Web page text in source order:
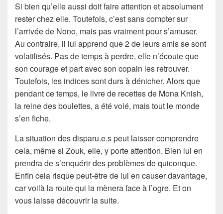
Si bien qu’elle aussi doit faire attention et absolument
rester chez elle. Toutefois, c’est sans compter sur
l’arrivée de Nono, mais pas vraiment pour s’amuser.
Au contraire, il lui apprend que 2 de leurs amis se sont
volatilisés. Pas de temps à perdre, elle n’écoute que
son courage et part avec son copain les retrouver.
Toutefois, les indices sont durs à dénicher. Alors que
pendant ce temps, le livre de recettes de Mona Knish,
la reine des boulettes, a été volé, mais tout le monde
s’en fiche.
La situation des disparu.e.s peut laisser comprendre
cela, même si Zouk, elle, y porte attention. Bien lui en
prendra de s’enquérir des problèmes de quiconque.
Enfin cela risque peut-être de lui en causer davantage,
car voilà la route qui la mènera face à l’ogre. Et on
vous laisse découvrir la suite.